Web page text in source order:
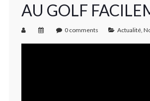
AU GOLF
0 comments Actualité,